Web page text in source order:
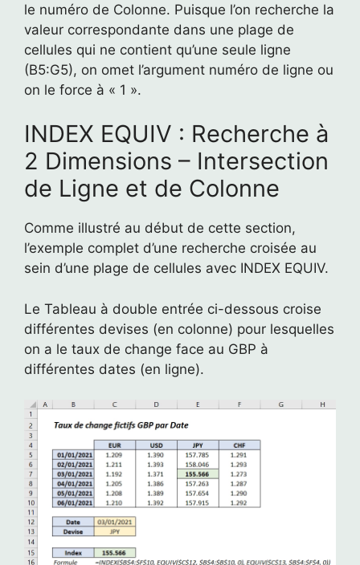
le numéro de Colonne. Puisque l’on recherche la
valeur correspondante dans une plage de
cellules qui ne contient qu’une seule ligne
(B5:G5), on omet l’argument numéro de ligne ou
on le force à « 1 ».
INDEX EQUIV : Recherche à
2 Dimensions – Intersection
de Ligne et de Colonne
Comme illustré au début de cette section,
l’exemple complet d’une recherche croisée au
sein d’une plage de cellules avec INDEX EQUIV.
Le Tableau à double entrée ci-dessous croise
différentes devises (en colonne) pour lesquelles
on a le taux de change face au GBP à
différentes dates (en ligne).